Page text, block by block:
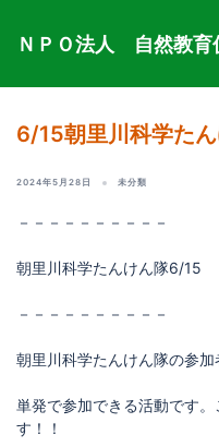
ＮＰＯ法人 自然教育
6/15朝里川科学た
2024年5月28日 未分類
－－－－－－－－－－
朝里川科学たんけん隊6/15
－－－－－－－－－－
朝里川科学たんけん隊の参加
単発で参加できる活動です
す！！